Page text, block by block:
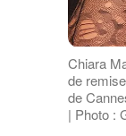
Chiara
de
de
| Photo :